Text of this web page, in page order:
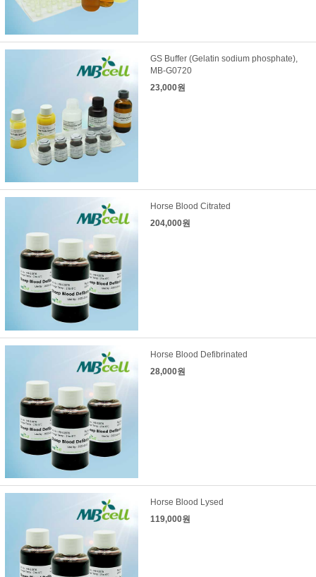
GS Buffer (Gelatin sodium phosphate),
MB-G0720
23,000원
Horse Blood Citrated
204,000원
Horse Blood Defibrinated
28,000원
Horse Blood Lysed
119,000원